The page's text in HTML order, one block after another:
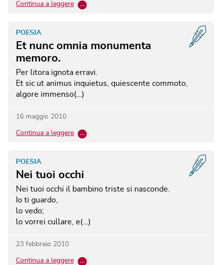
Continua a leggere …
Et nunc omnia monumenta
memoro.
POESIA
Per litora ignota erravi.
Et sic ut animus inquietus, quiescente commoto,
algore immenso(…)
16 maggio 2010
Continua a leggere …
Nei tuoi occhi
POESIA
Nei tuoi occhi il bambino triste si nasconde.
Io ti guardo,
lo vedo;
lo vorrei cullare, e(…)
23 febbraio 2010
Continua a leggere …